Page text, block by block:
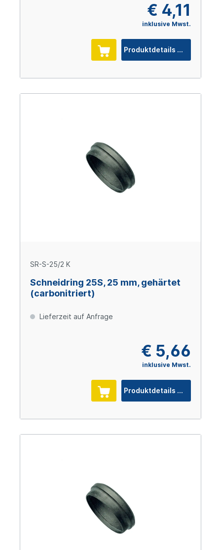
€ 4,11
inklusive Mwst.
Produktdetails
SR-S-25/2 K
Schneidring 25S, 25 mm, gehärtet
(carbonitriert)
Lieferzeit auf Anfrage
€ 5,66
inklusive Mwst.
Produktdetails